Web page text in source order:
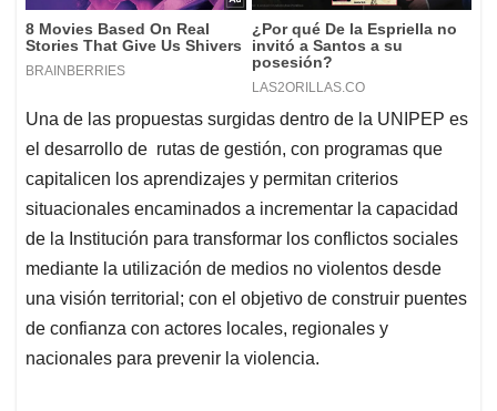
Una de las propuestas surgidas dentro de la UNIPEP es
el desarrollo de rutas de gestión, con programas que
capitalicen los aprendizajes y permitan criterios
situacionales encaminados a incrementar la capacidad
de la Institución para transformar los conflictos sociales
mediante la utilización de medios no violentos desde
una visión territorial; con el objetivo de construir puentes
de confianza con actores locales, regionales y
nacionales para prevenir la violencia.